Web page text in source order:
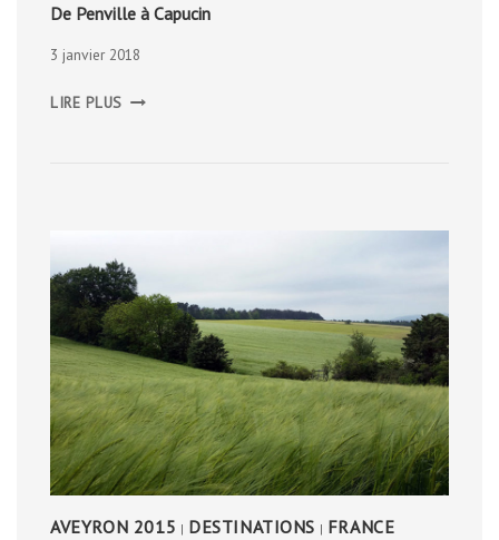
De Penville à Capucin
3 janvier 2018
LIRE PLUS PENVILLE
AVEYRON 2015 | DESTINATIONS | FRANCE